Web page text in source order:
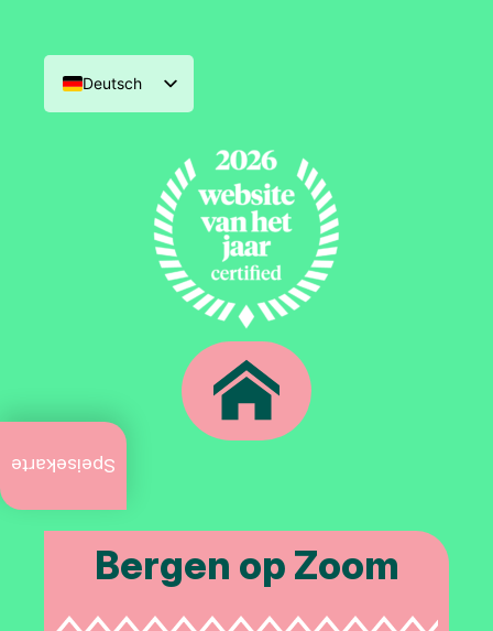
zu tun
Jährliche
Veranstaltungen
Kultur
Speisekarte
Deutsch
Nederlands
Bergen op Zoom